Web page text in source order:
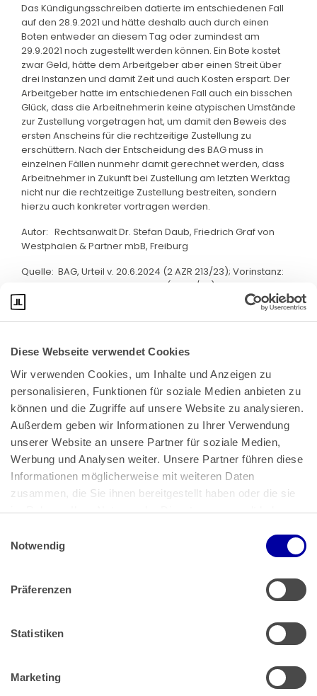
Diese Webseite verwendet Cookies
Wir verwenden Cookies, um Inhalte und Anzeigen zu
personalisieren, Funktionen für soziale Medien anbieten zu
können und die Zugriffe auf unsere Website zu analysieren.
Außerdem geben wir Informationen zu Ihrer Verwendung
unserer Website an unsere Partner für soziale Medien,
Werbung und Analysen weiter. Unsere Partner führen diese
Informationen möglicherweise mit weiteren Daten
zusammen, die Sie ihnen bereitgestellt haben oder die sie
im Rahmen Ihrer Nutzung der Dienste gesammelt haben.
Impressum
Notwendig
Präferenzen
Statistiken
Marketing
Das Kündigungsschreiben datierte im entschiedenen Fall
auf den 28.9.2021 und hätte deshalb auch durch einen
Boten entweder an diesem Tag oder zumindest am
29.9.2021 noch zugestellt werden können. Ein Bote kostet
zwar Geld, hätte dem Arbeitgeber aber einen Streit über
drei Instanzen und damit Zeit und auch Kosten erspart. Der
Arbeitgeber hatte im entschiedenen Fall auch ein bisschen
Glück, dass die Arbeitnehmerin keine atypischen Umstände
zur Zustellung vorgetragen hat, um damit den Beweis des
ersten Anscheins für die rechtzeitige Zustellung zu
erschüttern. Nach der Entscheidung des BAG muss in
einzelnen Fällen nunmehr damit gerechnet werden, dass
Arbeitnehmer in Zukunft bei Zustellung am letzten Werktag
nicht nur die rechtzeitige Zustellung bestreiten, sondern
hierzu auch konkreter vortragen werden.
Autor: Rechtsanwalt Dr. Stefan Daub, Friedrich Graf von
Westphalen & Partner mbB, Freiburg
Quelle: BAG, Urteil v. 20.6.2024 (2 AZR 213/23); Vorinstanz:
LAG Nürnberg, Urteil v. 15.6.2023 (5 Sa 1/23)
Bundeskanzlerplatz 2
53113 Bonn
Pressemitteilungen|AGB
Impressum|Datenschutz
Muster Widerrufsformular (PDF)
Barrierefreiheit